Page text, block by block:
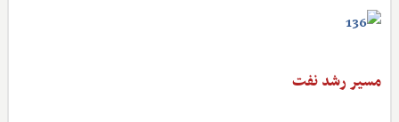
مسیر رشد نفت